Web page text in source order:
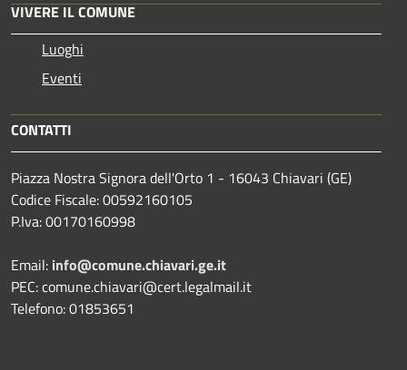
VIVERE IL COMUNE
Luoghi
Eventi
CONTATTI
Piazza Nostra Signora dell'Orto 1 - 16043 Chiavari (GE)
Codice Fiscale: 00592160105
P.Iva: 00170160998
Email: info@comune.chiavari.ge.it
PEC: comune.chiavari@cert.legalmail.it
Telefono: 01853651